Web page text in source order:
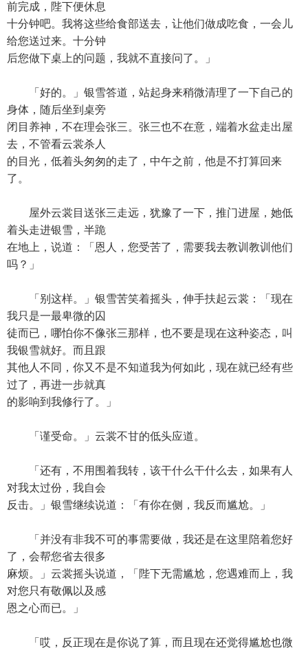
前完成，陛下便休息
十分钟吧。我将这些给食部送去，让他们做成吃食，一会儿
给您送过来。十分钟
后您做下桌上的问题，我就不直接问了。」
「好的。」银雪答道，站起身来稍微清理了一下自己的
身体，随后坐到桌旁
闭目养神，不在理会张三。张三也不在意，端着水盆走出屋
去，不管看云裳杀人
的目光，低着头匆匆的走了，中午之前，他是不打算回来
了。
屋外云裳目送张三走远，犹豫了一下，推门进屋，她低
着头走进银雪，半跪
在地上，说道：「恩人，您受苦了，需要我去教训教训他们
吗？」
「别这样。」银雪苦笑着摇头，伸手扶起云裳：「现在
我只是一最卑微的囚
徒而已，哪怕你不像张三那样，也不要是现在这种姿态，叫
我银雪就好。而且跟
其他人不同，你又不是不知道我为何如此，现在就已经有些
过了，再进一步就真
的影响到我修行了。」
「谨受命。」云裳不甘的低头应道。
「还有，不用围着我转，该干什么干什么去，如果有人
对我太过份，我自会
反击。」银雪继续说道：「有你在侧，我反而尴尬。」
「并没有非我不可的事需要做，我还是在这里陪着您好
了，会帮您省去很多
麻烦。」云裳摇头说道，「陛下无需尴尬，您遇难而上，我
对您只有敬佩以及感
恩之心而已。」
「哎，反正现在是你说了算，而且现在还觉得尴尬也微